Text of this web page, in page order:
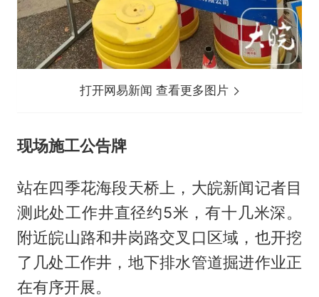
打开网易新闻 查看更多图片
现场施工公告牌
站在四季花海段天桥上，大皖新闻记者目
测此处工作井直径约5米，有十几米深。
附近皖山路和井岗路交叉口区域，也开挖
了几处工作井，地下排水管道掘进作业正
在有序开展。